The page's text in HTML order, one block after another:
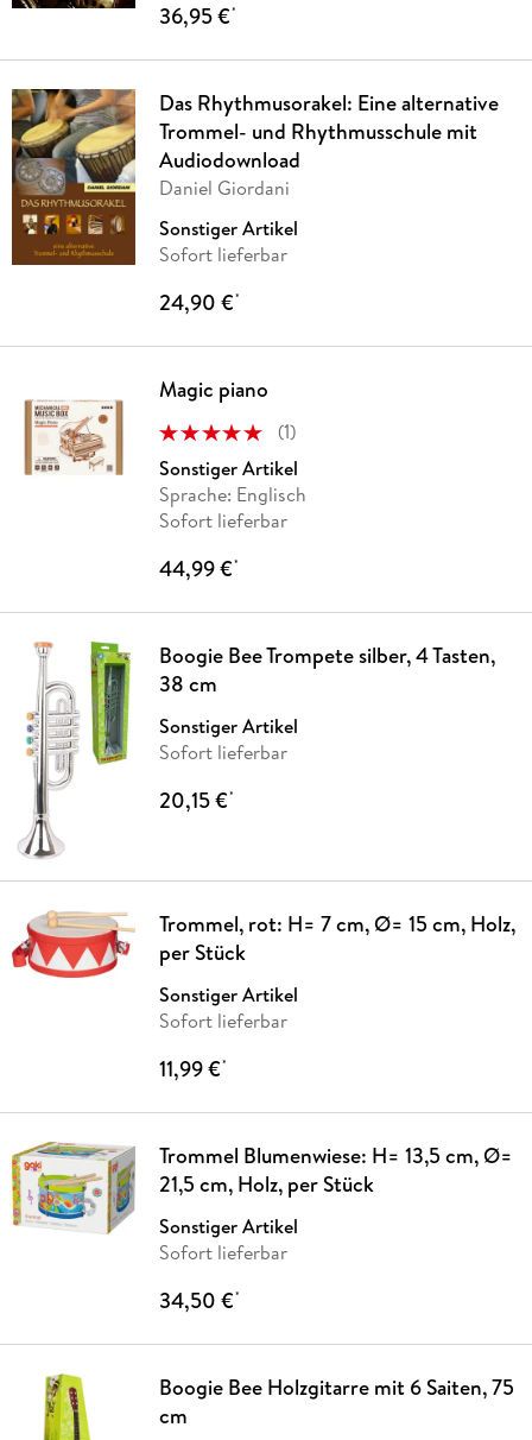
36,95 €*
Das Rhythmusorakel: Eine alternative
Trommel- und Rhythmusschule mit
Audiodownload
Daniel Giordani
Sonstiger Artikel
Sofort lieferbar
24,90 €*
Magic piano
(1)
Sonstiger Artikel
Sprache: Englisch
Sofort lieferbar
44,99 €*
Boogie Bee Trompete silber, 4 Tasten,
38 cm
Sonstiger Artikel
Sofort lieferbar
20,15 €*
Trommel, rot: H= 7 cm, Ø= 15 cm, Holz,
per Stück
Sonstiger Artikel
Sofort lieferbar
11,99 €*
Trommel Blumenwiese: H= 13,5 cm, Ø=
21,5 cm, Holz, per Stück
Sonstiger Artikel
Sofort lieferbar
34,50 €*
Boogie Bee Holzgitarre mit 6 Saiten, 75
cm